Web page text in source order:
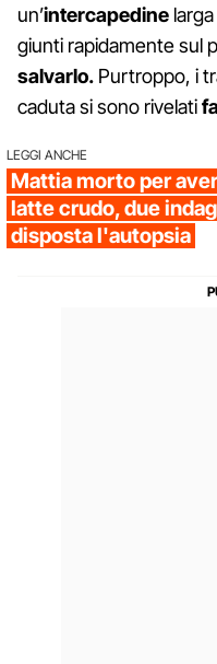
un’intercapedine
giunti rapidamente sul
salvarlo. Purtroppo, i
caduta si sono rivelati
LEGGI ANCHE
Mattia morto per
latte crudo, due
disposta l'autopsia